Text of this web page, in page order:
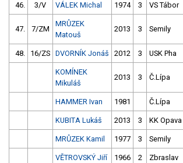
46. 3/V VÁLEK Michal 1974 3 VS Tábor
47. 7/ZM
MRŮZEK
Matouš
2013 3 Semily
48. 16/ZS DVORNÍK Jonáš 2012 3 USK Pha
KOMÍNEK
Mikuláš
2013 3 Č.Lípa
HAMMER Ivan 1981 Č.Lípa
KUBITA Lukáš 2013 3 KK Opava
MRŮZEK Kamil 1977 3 Semily
VĚTROVSKÝ Jiří 1966 2 Zbraslav